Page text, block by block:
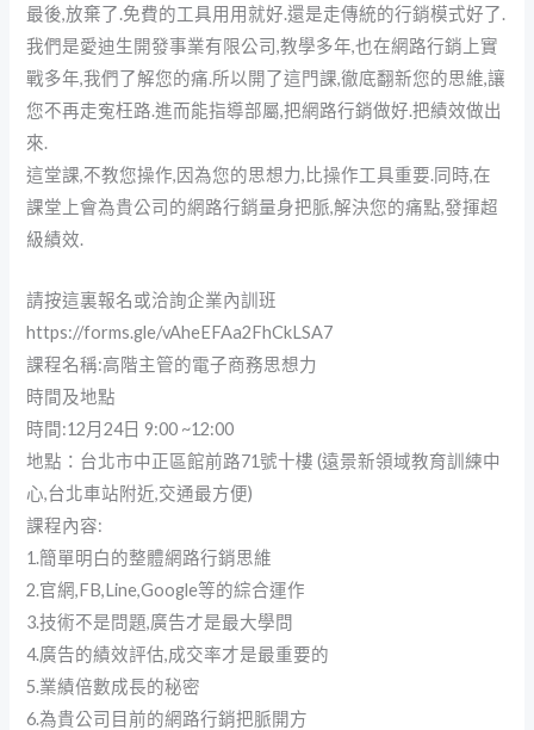
最後,放棄了.免費的工具用用就好.還是走傳統的行銷模式好了.
我們是愛迪生開發事業有限公司,教學多年,也在網路行銷上實
戰多年,我們了解您的痛.所以開了這門課,徹底翻新您的思維,讓
您不再走寃枉路.進而能指導部屬,把網路行銷做好.把績效做出
來.
這堂課,不教您操作,因為您的思想力,比操作工具重要.同時,在
課堂上會為貴公司的網路行銷量身把脈,解決您的痛點,發揮超
級績效.
請按這裏報名或洽詢企業內訓班
https://forms.gle/vAheEFAa2FhCkLSA7
課程名稱:高階主管的電子商務思想力
時間及地點
時間:12月24日 9:00 ~12:00
地點：台北市中正區館前路71號十樓 (遠景新領域教育訓練中
心,台北車站附近,交通最方便)
課程內容:
1.簡單明白的整體網路行銷思維
2.官網,FB,Line,Google等的綜合運作
3.技術不是問題,廣告才是最大學問
4.廣告的績效評估,成交率才是最重要的
5.業績倍數成長的秘密
6.為貴公司目前的網路行銷把脈開方